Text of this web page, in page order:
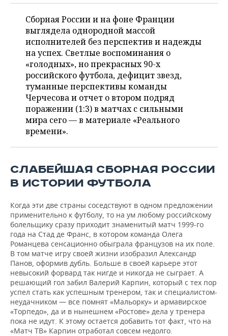
ВУЗЫ ТАТАРСТАНА
КОМУ ПРИНАДЛЕЖАТ
ТОРГОВЫЕ ЦЕНТРЫ
ТАТАРСТАНА
БАНКИ
БЮДЖЕТ
ИНВЕСТИЦИИ
АГРОПРОМ
МАШИНОСТРОЕНИЕ
НЕФТЕХИМИЯ
НЕФТЬ
ОПК
НОВОСТИ НЕДВИЖИМОСТИ
АВТО
НОВОСТИ АВТО
БИЗНЕС
НОВОСТИ БИЗНЕСА
РОЗНИЧНАЯ ТОРГОВЛЯ
ТРАНСПОРТ
УСЛУГИ
ТЕХНОЛОГИИ
НОВОСТИ ТЕХНОЛОГИЙ
МЕДИА
МЕРОПРИЯТИЯ
НОВОСТИ МЕРОПРИЯТИЙ
ВЫЕЗДНАЯ РЕДАКЦИЯ
ONLINE-КОНФЕРЕНЦИИ
ОТКРЫТАЯ ЛЕКЦИЯ
СПОРТ
НОВОСТИ СПОРТА
ХОККЕЙ
БАСКЕТБОЛ
ВОЛЕЙБОЛ
КИБЕРСПОРТ
ФИГУРНОЕ КАТАНИЕ
ВОДНЫЕ ВИДЫ СПОРТА
ХОККЕЙ С МЯЧОМ
ОБЩЕСТВО
ВЛАСТЬ
ИНФРАСТРУКТУРА
ИСТОРИЯ
КУЛЬТУРА
МЕДИЦИНА
ОБРАЗОВАНИЕ
ПРОИСШЕСТВИЯ
СЮЖЕТЫ
СПРАВОЧНИК
СПИСОК ПЕРСОН
СПИСОК КОМПАНИЙ
ПОЛНАЯ ВЕРСИЯ
Сборная России и на фоне Франции
выглядела однородной массой
исполнителей без перспектив и надежды
на успех. Светлые воспоминания о
«голодных», но прекрасных 90-х
российского футбола, дефицит звезд,
туманные перспективы команды
Черчесова и отчет о втором подряд
поражении (1:3) в матчах с сильными
мира сего — в материале «Реального
времени».
СЛАБЕЙШАЯ СБОРНАЯ РОССИИ
В ИСТОРИИ ФУТБОЛА
Когда эти две страны соседствуют в одном предложении
применительно к футболу, то на ум любому российскому
болельщику сразу приходит знаменитый матч 1999-го
года на Стад де Франс, в котором команда Олега
Романцева сенсационно обыграла французов на их поле.
В том матче игру своей жизни изобразил Александр
Панов, оформив дубль. Больше в своей карьере этот
невысокий форвард так нигде и никогда не сыграет. А
решающий гол забил Валерий Карпин, который с тех пор
успел стать как успешным тренером, так и специалистом-
неудачником — все помнят «Мальорку» и армавирское
«Торпедо», да и в нынешнем «Ростове» дела у тренера
пока не идут. К этому остается добавить тот факт, что на
«Матч ТВ» Карпин отработал совсем недолго.